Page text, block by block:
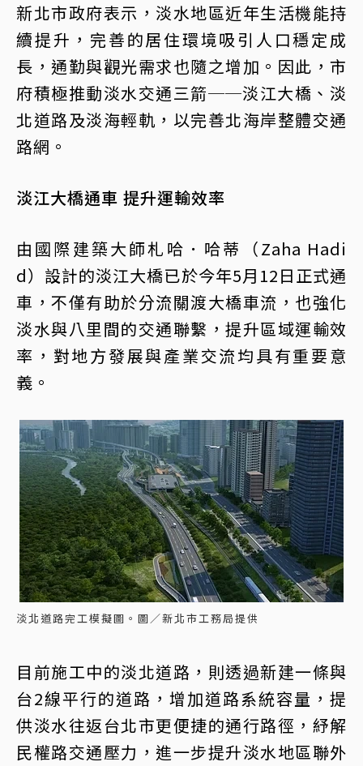
新北市政府表示，淡水地區近年生活機能持
續提升，完善的居住環境吸引人口穩定成
長，通勤與觀光需求也隨之增加。因此，市
府積極推動淡水交通三箭──淡江大橋、淡
北道路及淡海輕軌，以完善北海岸整體交通
路網。
淡江大橋通車 提升運輸效率
由國際建築大師札哈．哈蒂（Zaha Hadi
d）設計的淡江大橋已於今年5月12日正式通
車，不僅有助於分流關渡大橋車流，也強化
淡水與八里間的交通聯繫，提升區域運輸效
率，對地方發展與產業交流均具有重要意
義。
淡北道路完工模擬圖。圖／新北市工務局提供
目前施工中的淡北道路，則透過新建一條與
台2線平行的道路，增加道路系統容量，提
供淡水往返台北市更便捷的通行路徑，紓解
民權路交通壓力，進一步提升淡水地區聯外